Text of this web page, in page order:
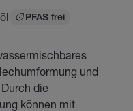
PFAS frei
und
die
können mit